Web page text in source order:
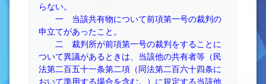
らない。
一 当該共有物について前項第一号の裁判の
申立てがあったこと。
二 裁判所が前項第一号の裁判をすることに
ついて異議があるときは、当該他の共有者等（民
法第二百五十一条第二項（同法第二百六十四条に
おいて準用する場合を含む。）に規定する当該他